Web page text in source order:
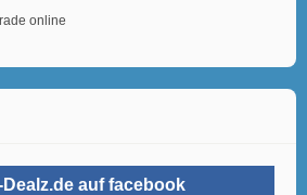
online
Dealz.de auf facebook